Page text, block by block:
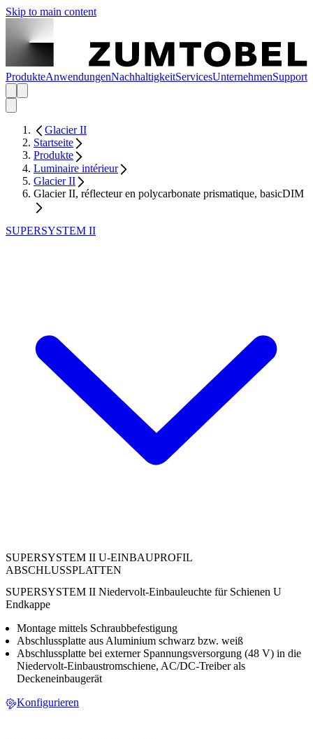
Skip to main content
ProdukteAnwendungenNachhaltigkeitServicesUnternehmenSupport
Glacier II
Startseite
Produkte
Luminaire intérieur
Glacier II
Glacier II, réflecteur en polycarbonate prismatique, basicDIM
SUPERSYSTEM II
SUPERSYSTEM II U-EINBAUPROFIL
ABSCHLUSSPLATTEN
SUPERSYSTEM II Niedervolt-Einbauleuchte für Schienen U
Endkappe
Montage mittels Schraubbefestigung
Abschlussplatte aus Aluminium schwarz bzw. weiß
Abschlussplatte bei externer Spannungsversorgung (48 V) in die
Niedervolt-Einbaustromschiene, AC/DC-Treiber als
Deckeneinbaugerät
Konfigurieren